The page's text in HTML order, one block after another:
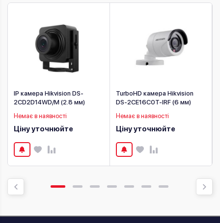
IP камера Hikvision DS-
2CD2D14WD/M (2.8 мм)
Немає в наявності
Ціну уточнюйте
TurboHD камера Hikvision
DS-2CE16C0T-IRF (6 мм)
Немає в наявності
Ціну уточнюйте